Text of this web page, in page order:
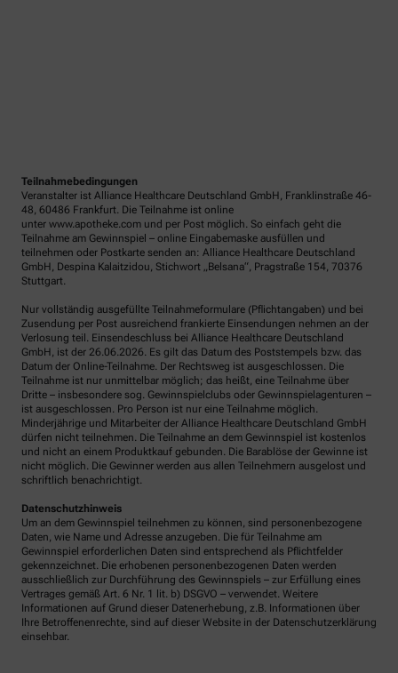
Teilnahmebedingungen
Veranstalter ist Alliance Healthcare Deutschland GmbH, Franklinstraße 46-
48, 60486 Frankfurt. Die Teilnahme ist online
unter www.apotheke.com und per Post möglich. So einfach geht die
Teilnahme am Gewinnspiel – online Eingabemaske ausfüllen und
teilnehmen oder Postkarte senden an: Alliance Healthcare Deutschland
GmbH, Despina Kalaitzidou, Stichwort „Belsana“, Pragstraße 154, 70376
Stuttgart.
Nur vollständig ausgefüllte Teilnahmeformulare (Pflichtangaben) und bei
Zusendung per Post ausreichend frankierte Einsendungen nehmen an der
Verlosung teil. Einsendeschluss bei Alliance Healthcare Deutschland
GmbH, ist der 26.06.2026. Es gilt das Datum des Poststempels bzw. das
Datum der Online-Teilnahme. Der Rechtsweg ist ausgeschlossen. Die
Teilnahme ist nur unmittelbar möglich; das heißt, eine Teilnahme über
Dritte – insbesondere sog. Gewinnspielclubs oder Gewinnspielagenturen –
ist ausgeschlossen. Pro Person ist nur eine Teilnahme möglich.
Minderjährige und Mitarbeiter der Alliance Healthcare Deutschland GmbH
dürfen nicht teilnehmen. Die Teilnahme an dem Gewinnspiel ist kostenlos
und nicht an einem Produktkauf gebunden. Die Barablöse der Gewinne ist
nicht möglich. Die Gewinner werden aus allen Teilnehmern ausgelost und
schriftlich benachrichtigt.
Datenschutzhinweis
Um an dem Gewinnspiel teilnehmen zu können, sind personenbezogene
Daten, wie Name und Adresse anzugeben. Die für Teilnahme am
Gewinnspiel erforderlichen Daten sind entsprechend als Pflichtfelder
gekennzeichnet. Die erhobenen personenbezogenen Daten werden
ausschließlich zur Durchführung des Gewinnspiels – zur Erfüllung eines
Vertrages gemäß Art. 6 Nr. 1 lit. b) DSGVO – verwendet. Weitere
Informationen auf Grund dieser Datenerhebung, z.B. Informationen über
Ihre Betroffenenrechte, sind auf dieser Website in der Datenschutzerklärung
einsehbar.